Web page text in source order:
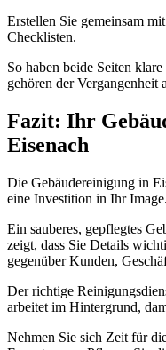
Erstellen Sie gemeinsam
Checklisten.
So haben beide Seiten
gehören der Vergangenheit
Fazit: Ihr
Eisenach
Die Gebäudereinigung in
eine Investition in Ihr Image.
Ein sauberes, gepflegtes
zeigt, dass Sie Details
gegenüber Kunden,
Der richtige
arbeitet im Hintergrund,
Nehmen Sie sich Zeit für